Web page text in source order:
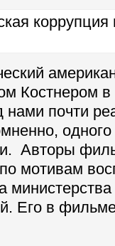
Костнером в
нами почти
одного
Авторы
мотивам
Его в